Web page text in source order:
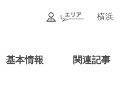
横浜
基本情報 関連記事